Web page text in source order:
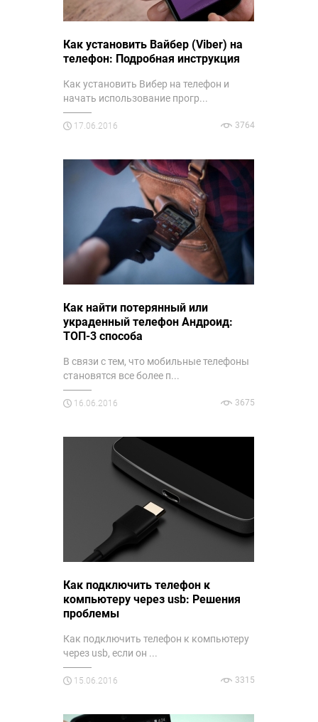
Как установить Вайбер (Viber) на
телефон: Подробная инструкция
Как установить Вибер на телефон и
начать использование прогр...
17.06.2016 3764
Как найти потерянный или
украденный телефон Андроид:
ТОП-3 способа
В связи с тем, что мобильные телефоны
становятся все более п...
16.06.2016 3675
Как подключить телефон к
компьютеру через usb: Решения
проблемы
Как подключить телефон к компьютеру
через usb, если он ...
15.06.2016 3315